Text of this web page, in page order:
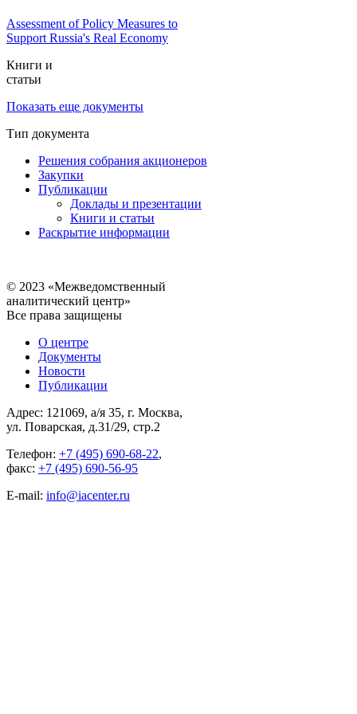
Assessment of Policy Measures to
Support Russia's Real Economy
Книги и
статьи
Показать еще документы
Тип документа
Решения собрания акционеров
Закупки
Публикации
Доклады и презентации
Книги и статьи
Раскрытие информации
© 2023 «Межведомственный
аналитический центр»
Все права защищены
О центре
Документы
Новости
Публикации
Адрес: 121069, а/я 35, г. Москва,
ул. Поварская, д.31/29, стр.2
Телефон: +7 (495) 690-68-22,
факс: +7 (495) 690-56-95
E-mail: info@iacenter.ru